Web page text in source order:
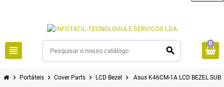
view_headline search
0
chevron_right Portáteis chevron_right Cover Parts chevron_right LCD Bezel chevron_right Asus K46CM-1A LCD BEZEL